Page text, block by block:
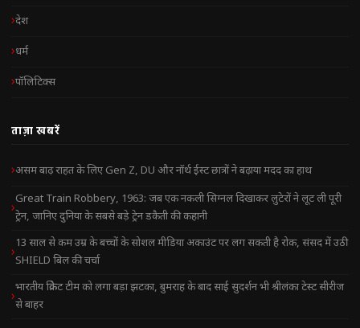
देश
धर्म
पॉलिटिक्स
ताज़ा खबरें
असम बाढ़ राहत के लिए Gen Z, DU और नॉर्थ ईस्ट छात्रों ने बढ़ाया मदद का हाथ
Great Train Robbery, 1963: जब एक नकली सिग्नल दिखाकर लुटेरों ने लूट ली पूरी
ट्रेन, जानिए दुनिया के सबसे बड़े ट्रेन डकैती की कहानी
13 साल से कम उम्र के बच्चों के सोशल मीडिया अकाउंट पर लग सकती है रोक, संसद में उठी
SHIELD बिल की चर्चा
भारतीय क्रिकेट टीम को लगा बड़ा झटका, बुमराह के बाद साई सुदर्शन भी श्रीलंका टेस्ट सीरीज
से बाहर